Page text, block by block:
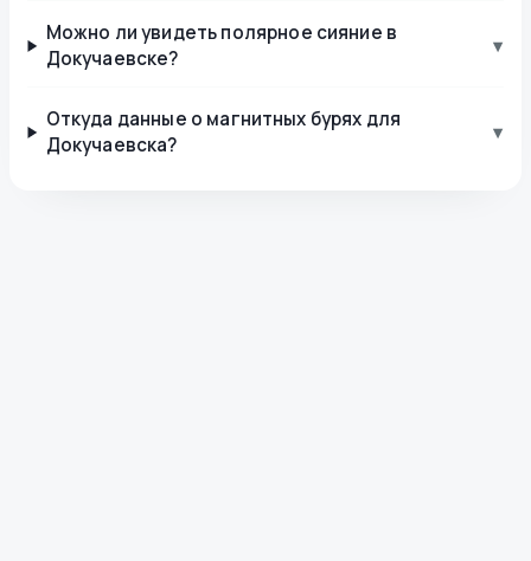
Можно ли увидеть полярное сияние в
Докучаевске?
▾
Откуда данные о магнитных бурях для
Докучаевска?
▾